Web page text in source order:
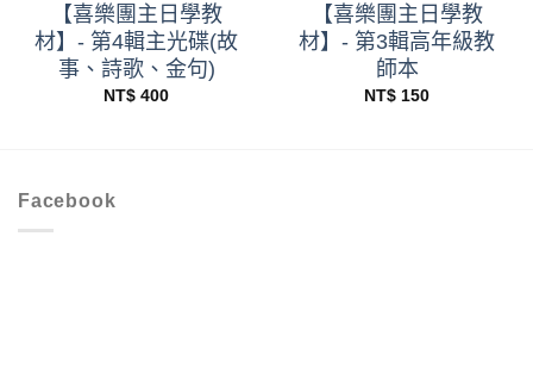
【喜樂團主日學教
材】- 第4輯主光碟(故
事、詩歌、金句)
NT$ 400
【喜樂團主日學教
材】- 第3輯高年級教
師本
NT$ 150
Facebook